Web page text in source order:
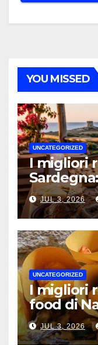
YOU MISSED
UNCATEGORIZED
I migliori
mare,
autentici
JUL 3, 2026
UNCATEGORIZED
I migliori
food di
sapori
JUL 3, 2026